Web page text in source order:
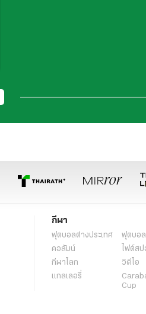
กีฬา
ฟุตบอลต่่างประเทศ
ฟุตบอล
คอลัมน์
ไฟต์สป
กีฬาโลก
วิดีโอ
แกลเลอรี่
Cup